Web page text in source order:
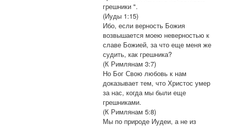
грешники ".
(Иуды 1:15)
Ибо, если верность Божия
возвышается моею неверностью к
славе Божией, за что еще меня же
судить, как грешника?
(К Римлянам 3:7)
Но Бог Свою любовь к нам
доказывает тем, что Христос умер
за нас, когда мы были еще
грешниками.
(К Римлянам 5:8)
Мы по природе Иудеи, а не из